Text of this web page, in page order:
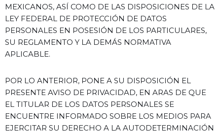
MEXICANOS, ASÍ COMO DE LAS DISPOSICIONES DE LA
LEY FEDERAL DE PROTECCIÓN DE DATOS
PERSONALES EN POSESIÓN DE LOS PARTICULARES,
SU REGLAMENTO Y LA DEMÁS NORMATIVA
APLICABLE.
POR LO ANTERIOR, PONE A SU DISPOSICIÓN EL
PRESENTE AVISO DE PRIVACIDAD, EN ARAS DE QUE
EL TITULAR DE LOS DATOS PERSONALES SE
ENCUENTRE INFORMADO SOBRE LOS MEDIOS PARA
EJERCITAR SU DERECHO A LA AUTODETERMINACIÓN